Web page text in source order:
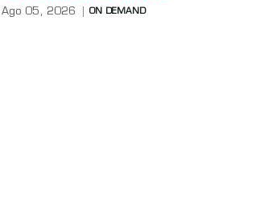
Ago 05, 2026 ON DEMAND